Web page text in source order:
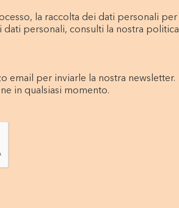
la raccolta dei dati personali per
personali, consulti la nostra politica
email per inviarle la nostra newsletter.
in qualsiasi momento.